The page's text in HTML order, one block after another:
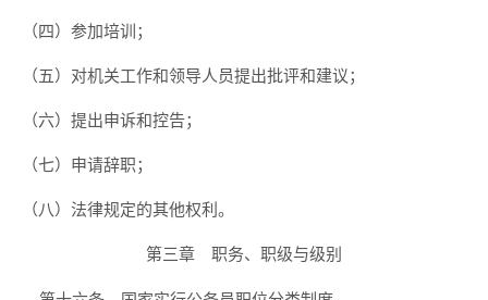
（四）参加培训；
（五）对机关工作和领导人员提出批评和建议；
（六）提出申诉和控告；
（七）申请辞职；
（八）法律规定的其他权利。
第三章 职务、职级与级别